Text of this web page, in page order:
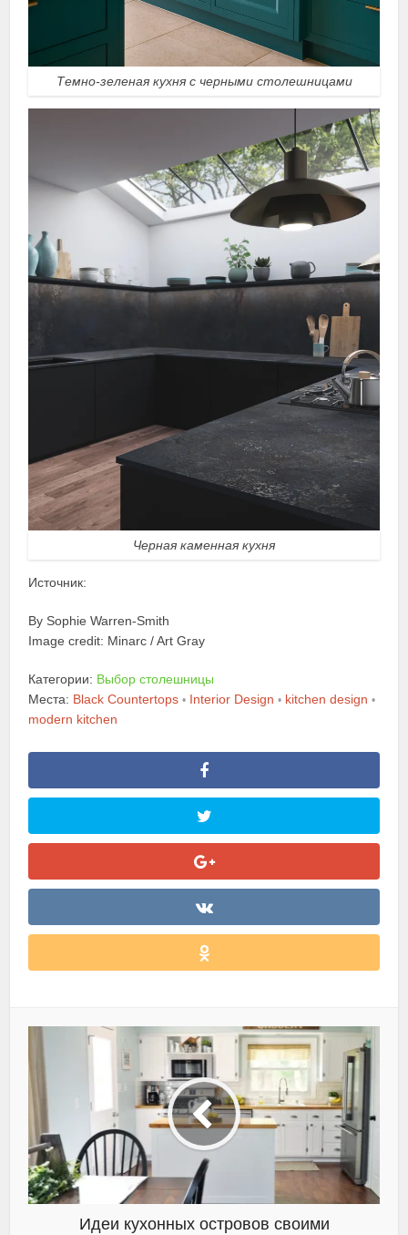
Темно-зеленая кухня с черными столешницами
Черная каменная кухня
Источник:
By Sophie Warren-Smith
Image credit: Minarc / Art Gray
Категории: Выбор столешницы
Места: Black Countertops • Interior Design • kitchen design •
modern kitchen
Идеи кухонных островов своими